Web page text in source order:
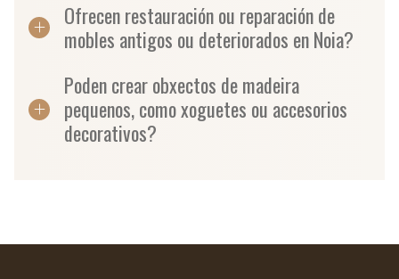
Ofrecen restauración ou reparación de
mobles antigos ou deteriorados en Noia?
Poden crear obxectos de madeira
pequenos, como xoguetes ou accesorios
decorativos?